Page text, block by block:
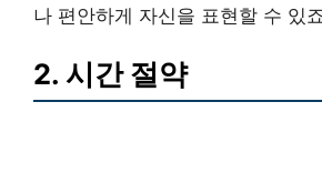
나 편안하게 자신을 표현할 수 있
2. 시간 절약